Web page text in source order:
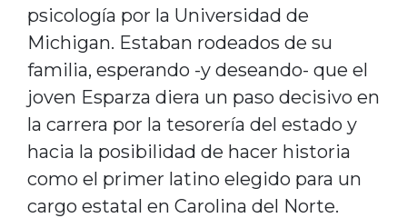
psicología por la Universidad de
Michigan. Estaban rodeados de su
familia, esperando -y deseando- que el
joven Esparza diera un paso decisivo en
la carrera por la tesorería del estado y
hacia la posibilidad de hacer historia
como el primer latino elegido para un
cargo estatal en Carolina del Norte.